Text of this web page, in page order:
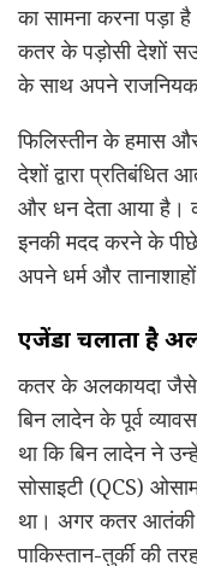
का सामना करना
कतर के पड़ोसी देशों
के साथ अपने
फिलिस्तीन के हमास
देशों द्वारा
और धन देता आया है।
इनकी मदद करने के
अपने धर्म और
एजेंडा चलाता है
कतर के अलकायदा
बिन लादेन के पूर्व
था कि बिन लादेन ने
सोसाइटी (QCS)
था। अगर कतर आतंकी
पाकिस्तान-तुर्की की